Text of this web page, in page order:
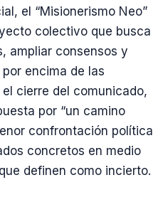
el “Misionerismo Neo”
colectivo que busca
ampliar consensos y
encima de las
cierre del comunicado,
por “un camino
confrontación política
concretos en medio
definen como incierto.